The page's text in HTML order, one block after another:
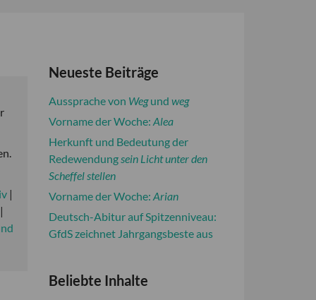
|
|
Neueste Beiträge
Aussprache von Wegund weg
Vorname der Woche: Alea
Herkunft und Bedeutung der
Redewendungsein Licht unter den
Scheffel stellen
Vorname der Woche: Arian
Deutsch-Abitur auf Spitzenniveau:
GfdS zeichnet Jahrgangsbeste aus
Beliebte Inhalte